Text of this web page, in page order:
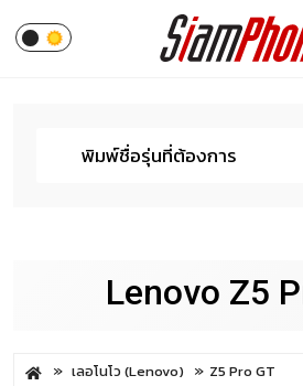
Lenovo Z5
เลอโนโว (Lenovo) Z5 Pro GT